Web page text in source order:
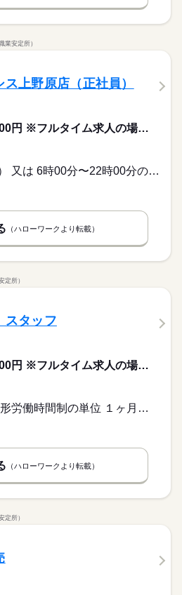
業安定所）
上野原店（正社員）
210,000円〜280,000円 ※フルタイム求人の場合は月額（換算額）、パート求人の場合は時間額を表示しています。
交替制（シフト制） 又は 6時00分〜22時00分の時間の間の8時間程度
（ハローワークより転載）
定所）
タッフ
200,000円〜300,000円 ※フルタイム求人の場合は月額（換算額）、パート求人の場合は時間額を表示しています。
変形労働時間制 変形労働時間制の単位 １ヶ月単位 又は 6時00分〜22時00分の時間の間の8時間程度 就業時間に関する特記事項 シフト制
（ハローワークより転載）
定所）